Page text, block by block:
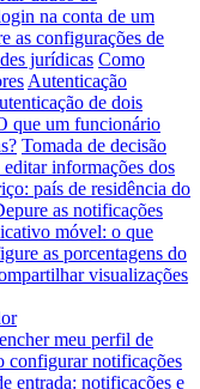
na conta de um
as configurações de
jurídicas Como
Autenticação
de dois
que um funcionário
Tomada de decisão
informações dos
país de residência do
as notificações
móvel: o que
as porcentagens do
visualizações
meu perfil de
configurar notificações
entrada: notificações e